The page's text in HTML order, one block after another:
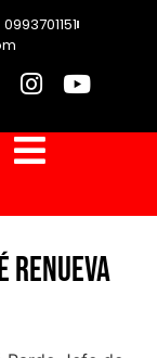
0993701151
renueva